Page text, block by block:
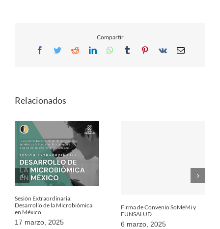
Compartir
Facebook
TwitterRedditLinkedInWhatsApp
TumblrPinterest
Vk Email
Relacionados
Sesión Extraordinaria:
Desarrollo de la Microbiómica
en México
17 marzo, 2025
Firma de Convenio SoMeMi y
FUNSALUD
6 marzo, 2025